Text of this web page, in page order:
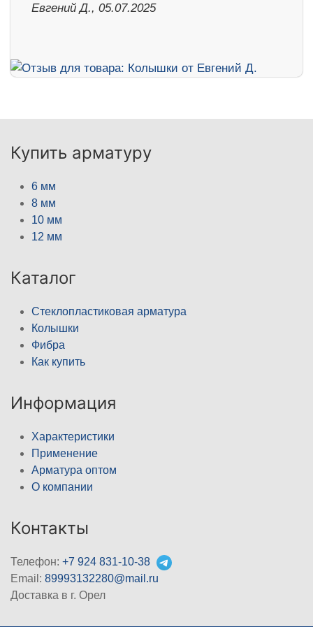
Евгений Д., 05.07.2025
Купить арматуру
6 мм
8 мм
10 мм
12 мм
Каталог
Стеклопластиковая арматура
Колышки
Фибра
Как купить
Информация
Характеристики
Применение
Арматура оптом
О компании
Контакты
Телефон: +7 924 831-10-38
Email: 89993132280@mail.ru
Доставка в г. Орел